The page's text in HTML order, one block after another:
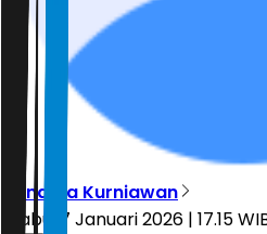
Dinarsa Kurniawan
Rabu, 7 Januari 2026 | 17.15